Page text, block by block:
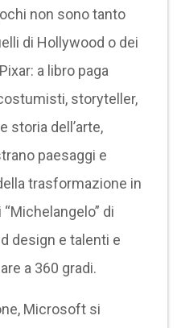
non sono tanto
di Hollywood o dei
a libro paga
storyteller,
storia dell’arte,
paesaggi e
trasformazione in
di
design e talenti e
a 360 gradi.
Microsoft si